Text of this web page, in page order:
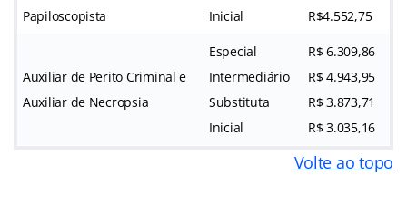
Papiloscopista Inicial R$4.552,75
Auxiliar de Perito Criminal e
Auxiliar de Necropsia
Especial
Intermediário
Substituta
Inicial
R$ 6.309,86
R$ 4.943,95
R$ 3.873,71
R$ 3.035,16
Volte ao topo